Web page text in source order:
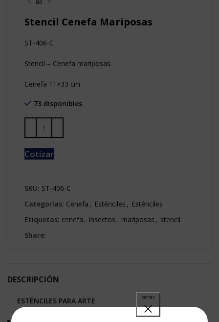
Stencil Cenefa Mariposas
ST-406-C
Stencil – Cenefa mariposas.
Cenefa 11×33 cm.
73 disponibles
Cotizar
SKU: ST-406-C
Categorías: Cenefa , Esténciles , Esténciles
Etiquetas: cenefa , insectos , mariposas , stencil
Share:
DESCRIPCIÓN
ESTÉNCILES PARA ARTE